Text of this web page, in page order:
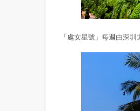
「處女星號」每週由深